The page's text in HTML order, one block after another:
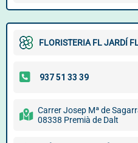
FLORISTERIA FL JARDÍ
Carrer Josep Mª de
08338 Premià de Dalt